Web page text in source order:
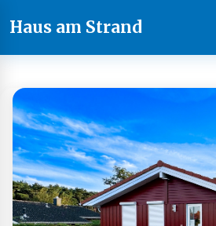
Haus am Strand